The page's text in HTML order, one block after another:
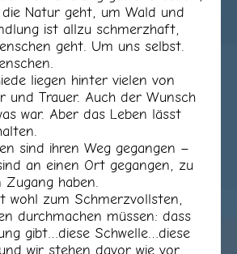
Natur geht, um Wald und
ist allzu schmerzhaft,
geht. Um uns selbst.
liegen hinter vielen von
und Trauer. Auch der Wunsch
war. Aber das Leben lässt
sind ihren Weg gegangen –
an einen Ort gegangen, zu
haben.
wohl zum Schmerzvollsten,
durchmachen müssen: dass
gibt…diese Schwelle…diese
wir stehen davor wie vor